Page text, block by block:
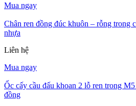
Mua ngay
Chân ren đồng đúc khuôn – rỗng trong
nhựa
Liên hệ
Mua ngay
Ốc cấy cầu đấu khoan 2 lỗ ren trong
đồng